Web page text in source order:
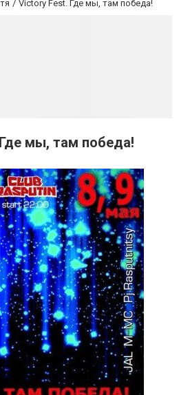
Victory Fest. Где мы, там победа!
мы, там победа!